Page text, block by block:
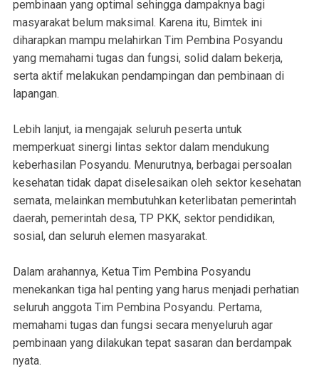
pembinaan yang optimal sehingga dampaknya bagi
masyarakat belum maksimal. Karena itu, Bimtek ini
diharapkan mampu melahirkan Tim Pembina Posyandu
yang memahami tugas dan fungsi, solid dalam bekerja,
serta aktif melakukan pendampingan dan pembinaan di
lapangan.
Lebih lanjut, ia mengajak seluruh peserta untuk
memperkuat sinergi lintas sektor dalam mendukung
keberhasilan Posyandu. Menurutnya, berbagai persoalan
kesehatan tidak dapat diselesaikan oleh sektor kesehatan
semata, melainkan membutuhkan keterlibatan pemerintah
daerah, pemerintah desa, TP PKK, sektor pendidikan,
sosial, dan seluruh elemen masyarakat.
Dalam arahannya, Ketua Tim Pembina Posyandu
menekankan tiga hal penting yang harus menjadi perhatian
seluruh anggota Tim Pembina Posyandu. Pertama,
memahami tugas dan fungsi secara menyeluruh agar
pembinaan yang dilakukan tepat sasaran dan berdampak
nyata.